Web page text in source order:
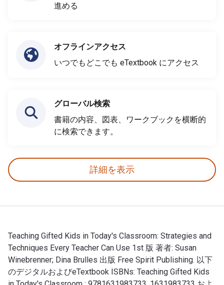
進める
オフラインアクセス
いつでもどこでも eTextbook にアクセス
グローバル検索
書籍の内容、図表、ワークブックを横断的
に検索できます。
詳細を表示
Teaching Gifted Kids in Today's Classroom: Strategies and
Techniques Every Teacher Can Use 1st 版 著者: Susan
Winebrenner; Dina Brulles 出版 Free Spirit Publishing. 以下
のデジタルおよびeTextbook ISBNs: Teaching Gifted Kids